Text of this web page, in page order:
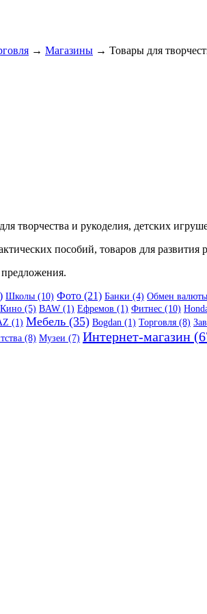
→ Магазины → Товары для
творчества и рукоделия, детских
пособий, товаров для
Школы (10) Фото (21) Банки (4) Обмен
Кино (5) BAW (1) Ефремов (1) Фитнес (10)
(1) Мебель (35) Bogdan (1) Торговля (8)
(8) Музеи (7) Интернет-магазин